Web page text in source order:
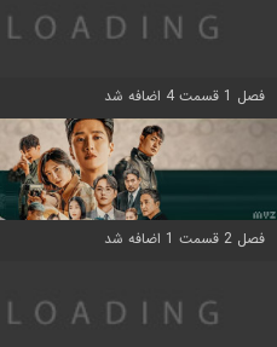
فصل 1 قسمت 4 اضافه شد
فصل 2 قسمت 1 اضافه شد